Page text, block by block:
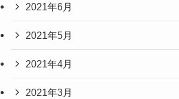
2021年6月
2021年5月
2021年4月
2021年3月